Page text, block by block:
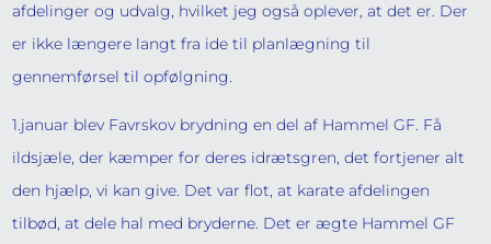
afdelinger og udvalg, hvilket jeg også oplever, at det er. Der
er ikke længere langt fra ide til planlægning til
gennemførsel til opfølgning.
1.januar blev Favrskov brydning en del af Hammel GF. Få
ildsjæle, der kæmper for deres idrætsgren, det fortjener alt
den hjælp, vi kan give. Det var flot, at karate afdelingen
tilbød, at dele hal med bryderne. Det er ægte Hammel GF